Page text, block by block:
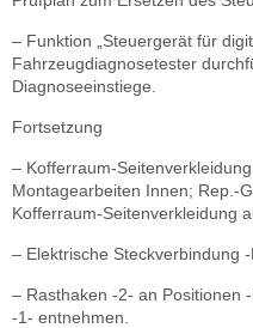
– Funktion „Steuergerät für
Fahrzeugdiagnosetester
Diagnoseeinstiege.
Fortsetzung
– Kofferraum-
Montagearbeiten Innen; Rep.-
Kofferraum-Seitenverkleidung
– Elektrische Steckverbindung -
– Rasthaken -2- an Positionen
-1- entnehmen.